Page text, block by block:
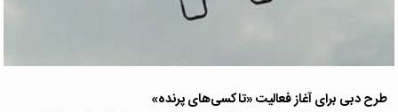
طرح دبی برای آغاز فعالیت «تاکسی‌های پرنده»